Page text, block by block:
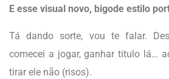
E esse visual novo, bigode estilo
Tá dando sorte, vou te falar.
comecei a jogar, ganhar titulo lá…
tirar ele não (risos).